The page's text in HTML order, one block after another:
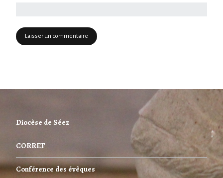
Diocèse de Séez
CORREF
Conférence des évêques